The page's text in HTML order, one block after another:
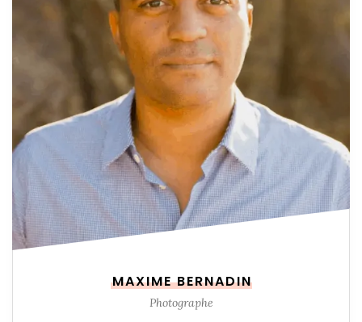
MAXIME BERNADIN
Photographe